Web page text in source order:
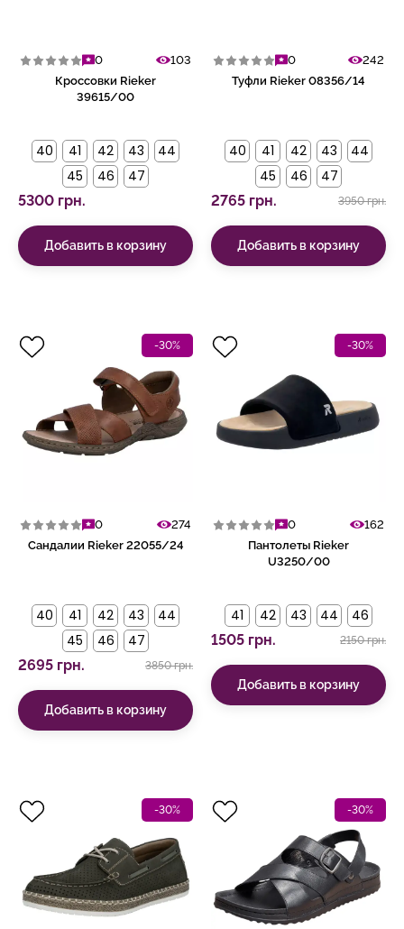
0
103
Кроссовки Rieker
39615/00
40 41 42 43
44
45
46 47
5300 грн.
Добавить в корзину
0
242
Туфли Rieker 08356/14
40 41 42 43
44
45
46 47
2765 грн. 3950 грн.
Добавить в корзину
-30%
0
274
Сандалии Rieker 22055/24
40 41 42 43
44
45
46 47
2695 грн. 3850 грн.
Добавить в корзину
-30%
0
162
Пантолеты Rieker
U3250/00
41 42 43 44 46
1505 грн. 2150 грн.
Добавить в корзину
-30% -30%